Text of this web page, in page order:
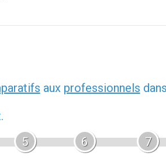
aux professionnels dans
5 6 7